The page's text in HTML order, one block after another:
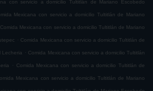
con servicio a domicilio Tultitlán de Mariano Escobedo
Mexicana con servicio a domicilio Tultitlán de Mariano
Comida Mexicana con servicio a domicilio Tultitlán de Mariano
. Comida Mexicana con servicio a domicilio Tultitlán de
Lecheria . Comida Mexicana con servicio a domicilio Tultitlán
. Comida Mexicana con servicio a domicilio Tultitlán de
Mexicana con servicio a domicilio Tultitlán de Mariano